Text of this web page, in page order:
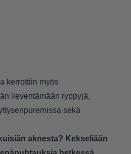
kerrottiin myös
lieventämään ryppyjä,
sekä
aknesta? Kekseliään